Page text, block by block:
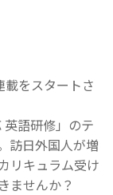
をスタートさ
語研修」のテ
訪日外国人が増
リキュラム受け
ませんか？